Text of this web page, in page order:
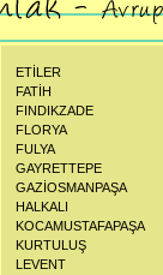
ETİLER
FATİH
FINDIKZADE
FLORYA
FULYA
GAYRETTEPE
GAZİOSMANPAŞA
HALKALI
KOCAMUSTAFAPAŞA
KURTULUŞ
LEVENT